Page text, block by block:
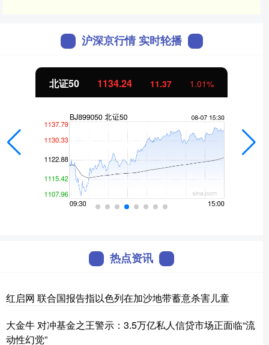
沪深京行情 实时轮播
北证50 1134.24 11.37 1.01%
热点资讯
红启网 联合国报告指以色列在加沙地带蓄意杀害儿童
大金牛 对冲基金之王警示：3.5万亿私人信贷市场正面临“流
动性幻觉”